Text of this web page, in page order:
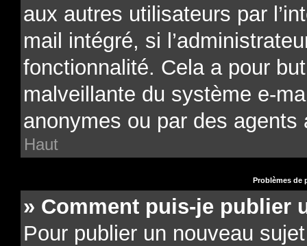
aux autres utilisateurs par
mail intégré, si
fonctionnalité. Cela a pour
malveillante du système e-
anonymes ou par des agents
Haut
Problèmes de
» Comment puis-je publier
Pour publier un nouveau